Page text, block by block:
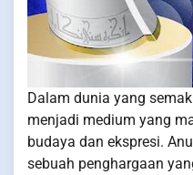
Dalam dunia yang
menjadi medium yang
budaya dan ekspresi.
sebuah penghargaan